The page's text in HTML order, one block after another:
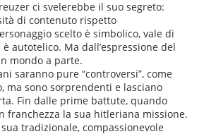
ci svelerebbe il suo segreto:
di contenuto rispetto
scelto è simbolico, vale di
autotelico. Ma dall’espressione del
mondo a parte.
saranno pure “controversi”, come
ma sono sorprendenti e lasciano
Fin dalle prime battute, quando
franchezza la sua hitleriana missione.
tradizionale, compassionevole